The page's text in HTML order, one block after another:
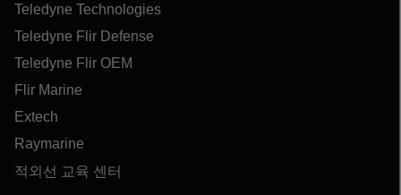
Teledyne Technologies
Teledyne Flir Defense
Teledyne Flir OEM
Flir Marine
Extech
Raymarine
적외선 교육 센터